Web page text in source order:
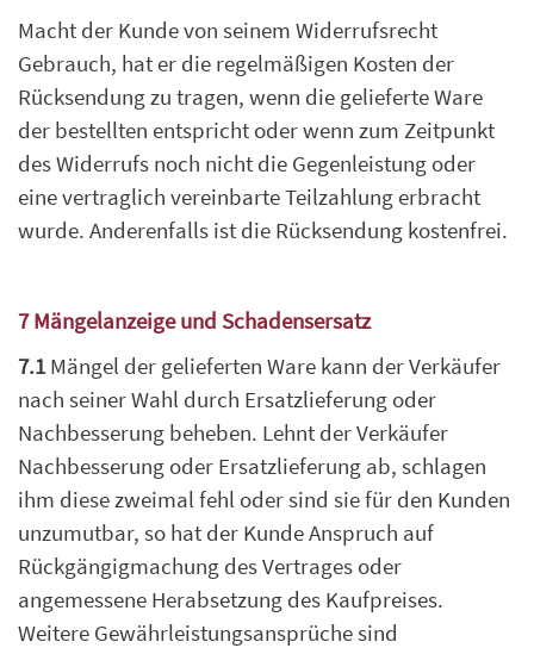
Macht der Kunde von seinem Widerrufsrecht
Gebrauch, hat er die regelmäßigen Kosten der
Rücksendung zu tragen, wenn die gelieferte Ware
der bestellten entspricht oder wenn zum Zeitpunkt
des Widerrufs noch nicht die Gegenleistung oder
einevertraglich vereinbarte Teilzahlung erbracht
wurde. Anderenfalls ist die Rücksendung kostenfrei.
7 Mängelanzeige und Schadensersatz
7.1 Mängel der gelieferten Ware kann der Verkäufer
nach seiner Wahl durch Ersatzlieferung oder
Nachbesserung beheben. Lehnt der Verkäufer
Nachbesserung oder Ersatzlieferung ab, schlagen
ihm diese zweimal fehl oder sind sie für den Kunden
unzumutbar, so hat der Kunde Anspruch auf
Rückgängigmachung des Vertrages oder
angemessene Herabsetzung des Kaufpreises.
Weitere Gewährleistungsansprüche sind